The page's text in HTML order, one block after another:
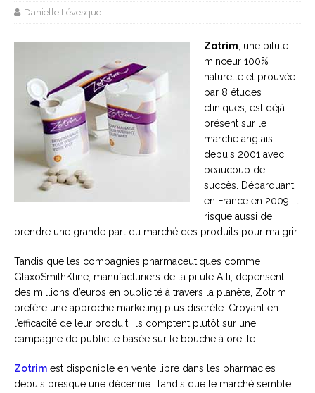
Danielle Lévesque
Zotrim , une pilule
minceur 100%
naturelle et prouvée
par 8 études
cliniques, est déjà
présent sur le
marché anglais
depuis 2001 avec
beaucoup de
succès. Débarquant
en France en 2009, il
risque aussi de
prendre une grande part du marché des produits pour maigrir.
Tandis que les compagnies pharmaceutiques comme
GlaxoSmithKline, manufacturiers de la pilule Alli, dépensent
des millions d’euros en publicité à travers la planète, Zotrim
préfère une approche marketing plus discrète. Croyant en
l’efficacité de leur produit, ils comptent plutôt sur une
campagne de publicité basée sur le bouche à oreille.
Zotrim est disponible en vente libre dans les pharmacies
depuis presque une décennie. Tandis que le marché semble